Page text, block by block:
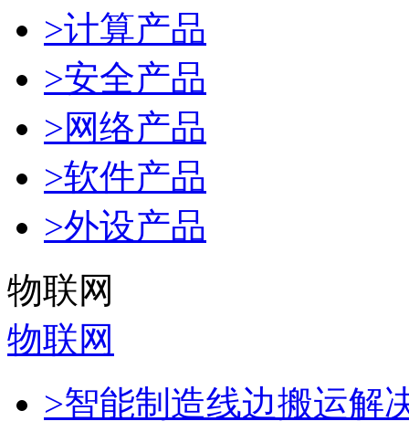
>计算产品
>安全产品
>网络产品
>软件产品
>外设产品
物联网
物联网
>智能制造线边搬运解